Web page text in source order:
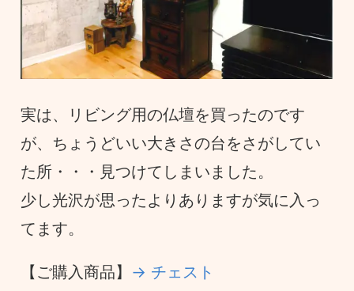
実は、リビング用の仏壇を買ったのです
が、ちょうどいい大きさの台をさがしてい
た所・・・見つけてしまいました。
少し光沢が思ったよりありますが気に入っ
てます。
【ご購入商品】 → チェスト